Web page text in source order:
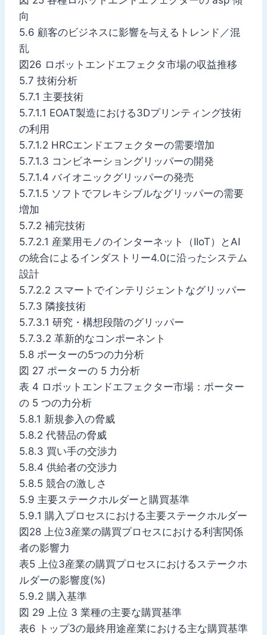
向
5.6 顧客のビジネスに影響を与えるトレンド／混
乱
図26 ロボットエンドエフェクタ市場の収益推移
5.7 技術分析
5.7.1 主要技術
5.7.1.1 EOAT製造における3Dプリンティング技術
の利用
5.7.1.2 HRCエンドエフェクターの需要増加
5.7.1.3 コンビネーショングリッパーの開発
5.7.1.4 バイオニックグリッパーの発売
5.7.1.5 ソフトでフレキシブルなグリッパーの需要
増加
5.7.2 補完技術
5.7.2.1 産業用モノのインターネット（IIoT）とAI
の統合によるインダストリー4.0に沿ったシステム
設計
5.7.2.2 スマートでインテリジェントなグリッパー
5.7.3 隣接技術
5.7.3.1 研究・構想段階のグリッパー
5.7.3.2 革新的なコンポーネント
5.8 ポーターの5つの力分析
図 27 ポーターの 5 力分析
表 4 ロボットエンドエフェクター市場：ポーター
の 5 つの力分析
5.8.1 新規参入の脅威
5.8.2 代替品の脅威
5.8.3 買い手の交渉力
5.8.4 供給者の交渉力
5.8.5 競合の激しさ
5.9 主要ステークホルダーと購買基準
5.9.1 購入プロセスにおける主要ステークホルダー
図28 上位3産業の購買プロセスにおける利害関係
者の影響力
表5 上位3産業の購買プロセスにおけるステークホ
ルダーの影響度(%)
5.9.2 購入基準
図 29 上位 3 業種の主要な購買基準
表6 トップ3の最終用途産業における主な購買基準